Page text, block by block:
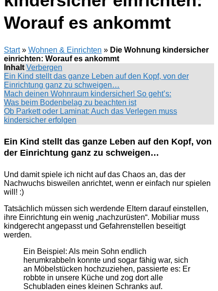
Worauf es ankommt
Start» Wohnen & Einrichten » Die Wohnung kindersicher
einrichten: Worauf es ankommt
Inhalt Verbergen
Ein Kind stellt das ganze Leben auf den Kopf, von der
Einrichtung ganz zu schweigen…
Mach deinen Wohnraum kindersicher! So geht’s:
Was beim Bodenbelag zu beachten ist
Ob Parkett oder Laminat: Auch das Verlegen muss
kindersicher erfolgen
Ein Kind stellt das ganze Leben auf den Kopf, von
der Einrichtung ganz zu schweigen…
Und damit spiele ich nicht auf das Chaos an, das der
Nachwuchs bisweilen anrichtet, wenn er einfach nur spielen
will! :)
Tatsächlich müssen sich werdende Eltern darauf einstellen,
ihre Einrichtung ein wenig „nachzurüsten“. Mobiliar muss
kindgerecht angepasst und Gefahrenstellen beseitigt
werden.
Ein Beispiel: Als mein Sohn endlich
herumkrabbeln konnte und sogar fähig war, sich
an Möbelstücken hochzuziehen, passierte es: Er
robbte in unsere Küche und zog dort alle
Schubladen eines kleinen Schranks auf.